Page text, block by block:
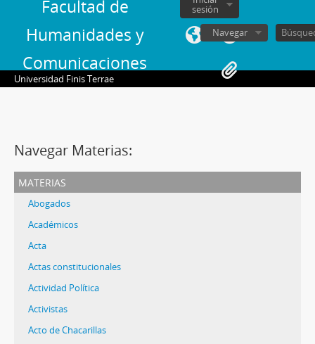
Facultad de
Humanidades y
Comunicaciones
sesión
Navegar
Universidad Finis Terrae
Navegar Materias:
materias
Abogados
Académicos
Acta
Actas constitucionales
Actividad Política
Activistas
Acto de Chacarillas